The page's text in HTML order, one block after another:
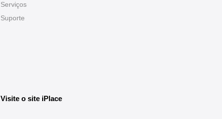
Serviços
Suporte
Visite o site iPlace